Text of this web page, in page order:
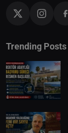
Trending Posts